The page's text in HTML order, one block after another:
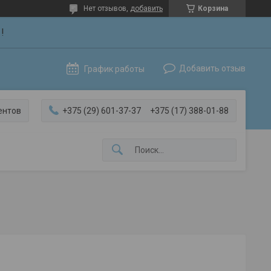
Корзина
Нет отзывов, добавить
График работы Добавить отзыв
+375 (29) 601-37-37 +375 (17) 388-01-88